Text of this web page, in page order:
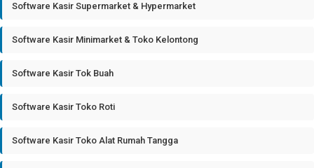
Software Kasir Supermarket & Hypermarket
Software Kasir Minimarket & Toko Kelontong
Software Kasir Tok Buah
Software Kasir Toko Roti
Software Kasir Toko Alat Rumah Tangga